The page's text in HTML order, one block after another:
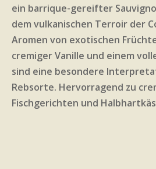
ein barrique-gereifter
dem vulkanischen Terroir der
Aromen von exotischen
cremiger Vanille und einem
sind eine besondere
Rebsorte. Hervorragend zu
Fischgerichten und